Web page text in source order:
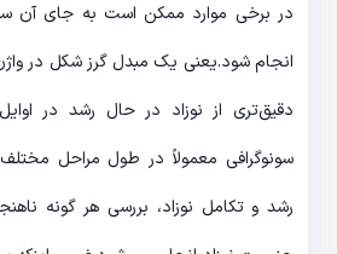
در برخی موارد ممکن است به جای آن
انجام شود.یعنی یک مبدل گرز شکل در
دقیق‌تری از نوزاد در حال رشد در
سونوگرافی معمولاً در طول مراحل مختلف
رشد و تکامل نوزاد، بررسی هر گونه